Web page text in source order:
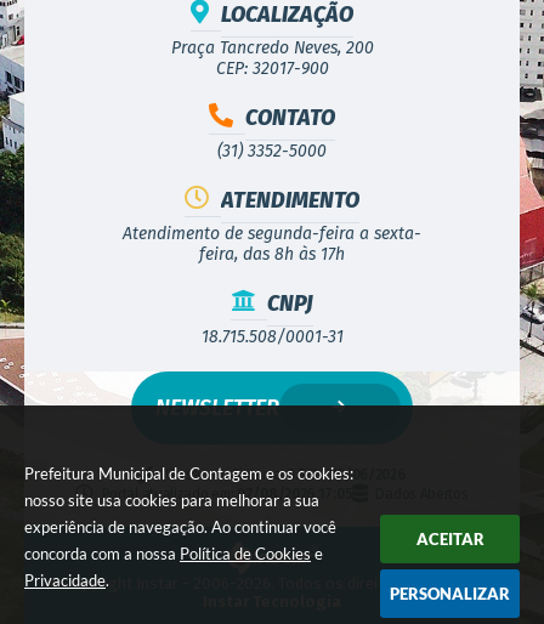
Prefeitura Municipal de Contagem e os cookies:
nosso site usa cookies para melhorar a sua
experiência de navegação. Ao continuar você
concorda com a nossa Política de Cookies e
Privacidade.
ACEITAR
PERSONALIZAR
LOCALIZAÇÃO
Praça Tancredo Neves, 200
CEP: 32017-900
CONTATO
(31) 3352-5000
ATENDIMENTO
Atendimento de segunda-feira a sexta-
feira, das 8h às 17h
CNPJ
18.715.508/0001-31
Versão do Sistema:3.5.3 - 19/06/2026
Portal atualizado em:
07/08/2026 17:05
NEWSLETTER
© Copyright Instar - 2006-2026. Todos os direitos reservados -